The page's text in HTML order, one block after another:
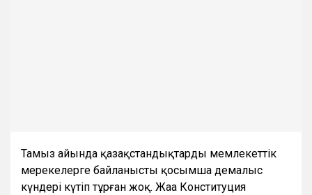
Тамыз айында қазақстандықтарды мемлекеттік
мерекелерге байланысты қосымша демалыс
күндері күтіп тұрған жоқ. Жаңа Конституция